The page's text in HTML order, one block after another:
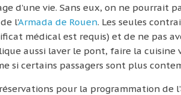
d’une vie. Sans eux, on ne pourrait
l’Armada de Rouen. Les seules
médical est requis) et de ne pas
aussi laver le pont, faire la cuisine
si certains passagers sont plus
pour la programmation de